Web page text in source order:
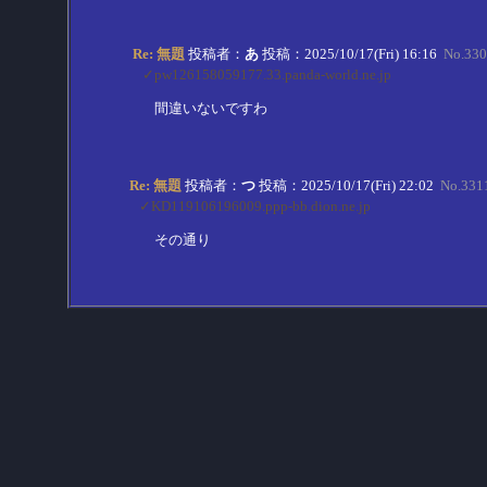
Re: 無題 投稿者： あ投稿：2025/10/17(Fri) 16:16
✓pw126158059177.33.panda-world.ne.jp
間違いないですわ
Re: 無題 投稿者： つ投稿：2025/10/17(Fri) 22:02
✓KD119106196009.ppp-bb.dion.ne.jp
その通り